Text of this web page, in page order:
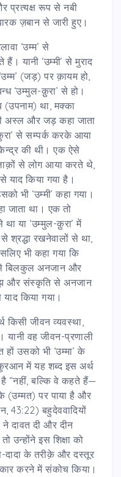
प्रत्यक्ष रूप से नबी
ज़बान से जारी हुए।
‘उम्म’ से
यानी ‘उम्मी’ से मुराद
(जड़) पर क़ायम हो,
‘उम्मुल-क़ुरा’ से हो।
(उपनाम) था, मक्का
अस्ल और जड़ कहा जाता
से सम्पर्क करके आया
की थी। एक ऐसे
से लोग आया करते थे,
याद किया गया है।
भी ‘उम्मी’ कहा गया।
जाता था। एक तो
था या ‘उम्मुल-क़ुरा’ में
श्रद्धा रखनेवालों से था,
भी कहा गया कि
बिलकुल अनजान और
और संस्कृति से अनजान
किया गया।
किसी जीवन व्यवस्था,
यानी वह जीवन-प्रणाली
उसको भी ‘उम्मा’ के
में यह शब्द इस अर्थ
“नहीं, बल्कि वे कहते हैं—
(उम्मत) पर पाया है और
43:22) बहुदेववादियों
ने दावत दी और दीन
उन्होंने इस शिक्षा को
दादा के तरीक़े और दस्तूर
करने में संकोच किया।